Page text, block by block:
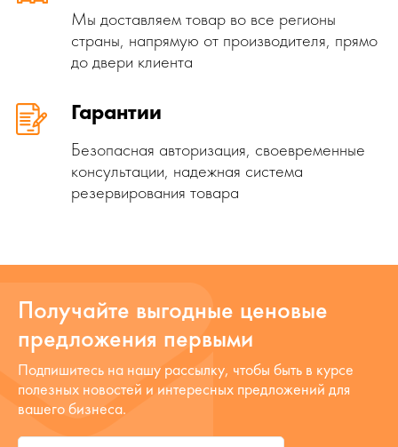
Мы доставляем товар во все регионы
страны, напрямую от производителя, прямо
до двери клиента
Гарантии
Безопасная авторизация, своевременные
консультации, надежная система
резервирования товара
Получайте выгодные ценовые
предложения первыми
Подпишитесь на нашу рассылку, чтобы быть в курсе
полезных новостей и интересных предложений для
вашего бизнеса.